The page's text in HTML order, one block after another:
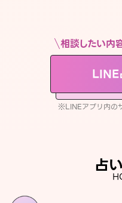
相談したい内
LINE
※LINEアプリ内の
占